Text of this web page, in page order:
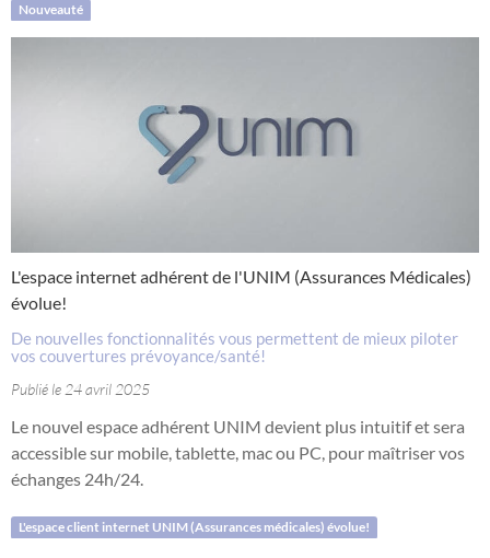
Nouveauté
L'espace internet adhérent de l'UNIM (Assurances Médicales)
évolue!
De nouvelles fonctionnalités vous permettent de mieux piloter
vos couvertures prévoyance/santé!
Publié le 24 avril 2025
Le nouvel espace adhérent UNIM devient plus intuitif et sera
accessible sur mobile, tablette, mac ou PC, pour maîtriser vos
échanges 24h/24.
L'espace client internet UNIM (Assurances médicales) évolue!